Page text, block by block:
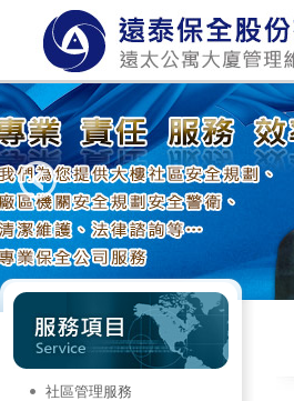
社區管理服務